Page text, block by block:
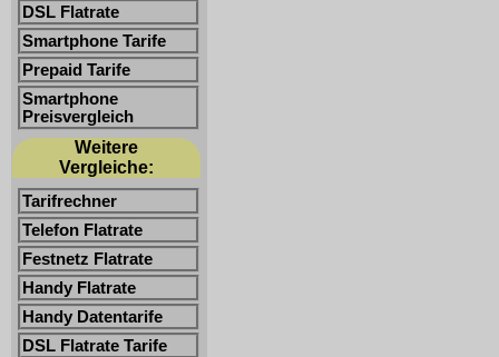
DSL Flatrate
Smartphone Tarife
Prepaid Tarife
Smartphone
Preisvergleich
Weitere
Vergleiche:
Tarifrechner
Telefon Flatrate
Festnetz Flatrate
Handy Flatrate
Handy Datentarife
DSL Flatrate Tarife